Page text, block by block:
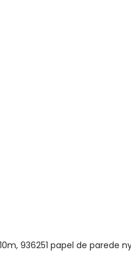
936251 papel de parede